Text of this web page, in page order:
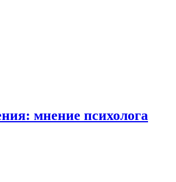
мнение психолога